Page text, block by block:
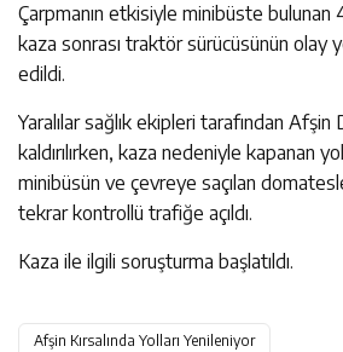
Çarpmanın etkisiyle minibüste bulunan
kaza sonrası traktör sürücüsünün olay
edildi.
Yaralılar sağlık ekipleri tarafından
kaldırılırken, kaza nedeniyle kapanan
minibüsün ve çevreye saçılan
tekrar kontrollü trafiğe açıldı.
Kaza ile ilgili soruşturma başlatıldı.
Afşin Kırsalında Yolları Yenileniyor